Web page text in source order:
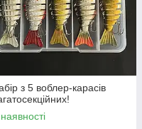
з 5 воблер-карасів